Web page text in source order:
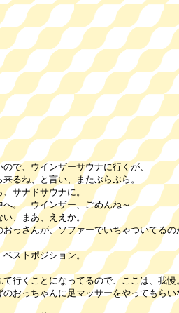
で、ウインザーサウナに行くが、
、と言い、またぶらぶら。
ナドサウナに。
ウインザー、ごめんね～
まあ、ええか。
が、ソファーでいちゃついてるの
トポジション。
ことになってるので、ここは、我慢
ゃんに足マッサーをやってもらいな